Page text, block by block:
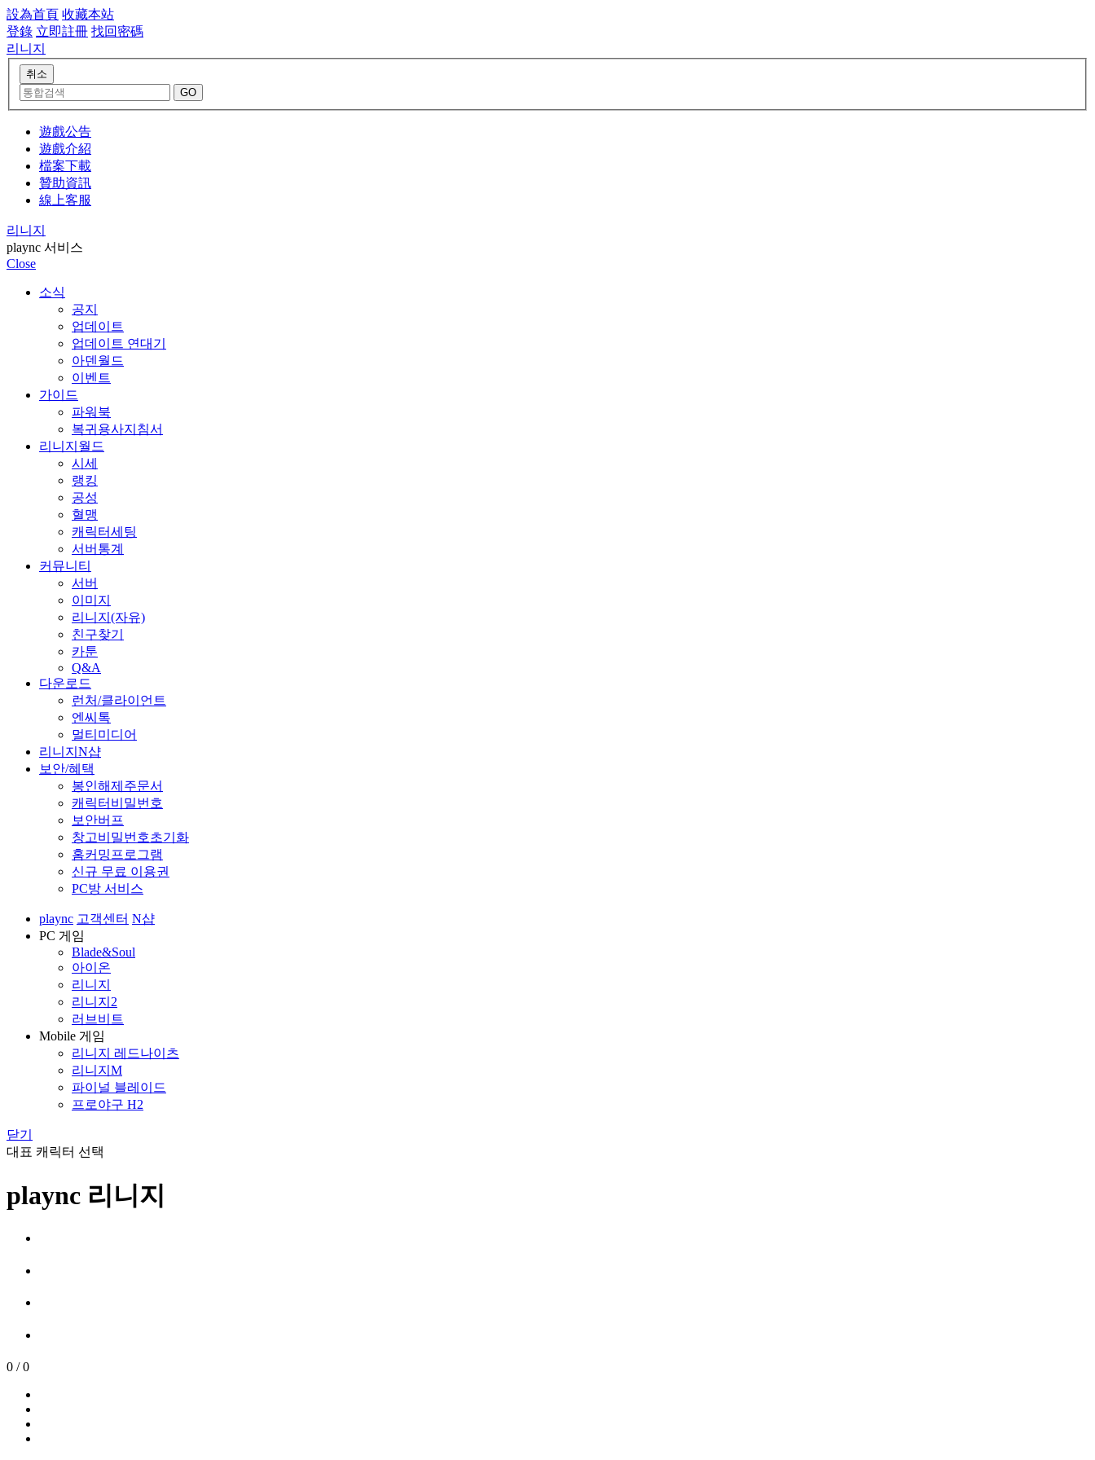
設為首頁 收藏本站
登錄 立即註冊 找回密碼
리니지
遊戲公告
遊戲介紹
檔案下載
贊助資訊
線上客服
리니지
plaync 서비스
Close
소식
공지
업데이트
업데이트 연대기
아덴월드
이벤트
가이드
파워북
복귀용사지침서
리니지월드
시세
랭킹
공성
혈맹
캐릭터세팅
서버통계
커뮤니티
서버
이미지
리니지(자유)
친구찾기
카툰
Q&A
다운로드
런처/클라이언트
엔씨톡
멀티미디어
리니지N샵
보안/혜택
봉인해제주문서
캐릭터비밀번호
보안버프
창고비밀번호초기화
홈커밍프로그램
신규 무료 이용권
PC방 서비스
plaync 고객센터 N샵
PC 게임
Blade&Soul
아이온
리니지
리니지2
러브비트
Mobile 게임
리니지 레드나이츠
리니지M
파이널 블레이드
프로야구 H2
닫기
대표 캐릭터 선택
plaync 리니지
0 / 0